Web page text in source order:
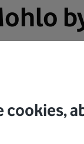
cookies,